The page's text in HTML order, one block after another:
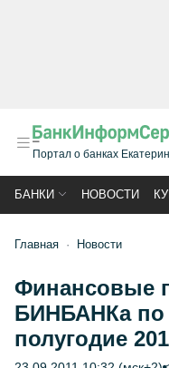
Портал о банках
БАНКИ НОВОСТИ
Главная Новости
Финансовые
БИНБАНКа
полугодие